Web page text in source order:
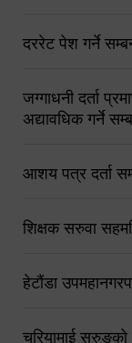
दररेट पेश गर्ने
जग्गाधनी दर्ता
अद्यावधिक गर्ने
आशय पत्र दर्ता
शिक्षक सरुवा
हेटौंडा
चुरियामाई सुरुङको